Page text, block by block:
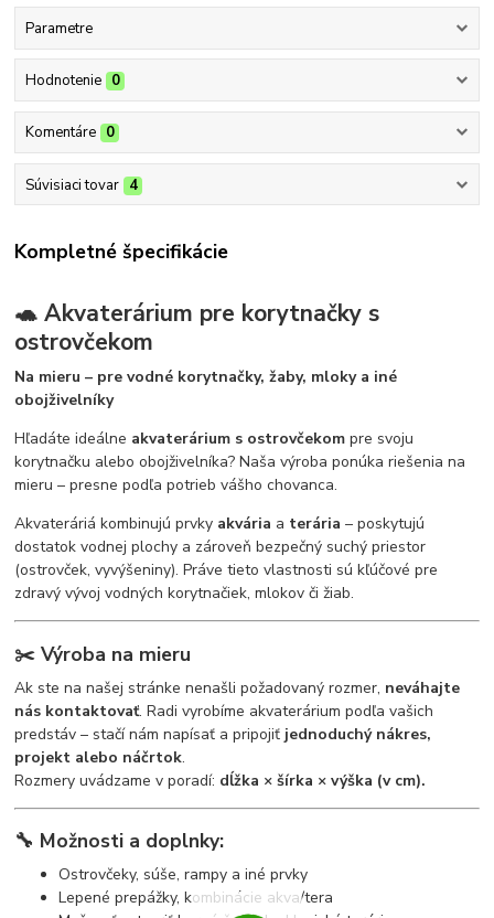
Parametre
Hodnotenie 0
Komentáre 0
Súvisiaci tovar 4
Kompletné špecifikácie
🐢 Akvaterárium pre korytnačky s
ostrovčekom
Na mieru – pre vodné korytnačky, žaby, mloky a iné
obojživelníky
Hľadáte ideálne akvaterárium s ostrovčekom pre svoju
korytnačku alebo obojživelníka? Naša výroba ponúka riešenia na
mieru – presne podľa potrieb vášho chovanca.
Akvateráriá kombinujú prvky akvária a terária – poskytujú
dostatok vodnej plochy a zároveň bezpečný suchý priestor
(ostrovček, vyvýšeniny). Práve tieto vlastnosti sú kľúčové pre
zdravý vývoj vodných korytnačiek, mlokov či žiab.
✂️Výroba na mieru
Ak ste na našej stránke nenašli požadovaný rozmer, neváhajte
nás kontaktovať. Radi vyrobíme akvaterárium podľa vašich
predstáv – stačí nám napísať a pripojiť jednoduchý nákres,
projekt alebo náčrtok.
Rozmery uvádzame v poradí: dĺžka × šírka × výška (v cm).
🔧 Možnosti a doplnky:
Ostrovčeky, súše, rampy a iné prvky
Lepené prepážky, kombinácie akva/tera